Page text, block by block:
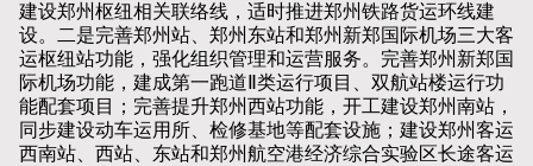
建设郑州枢纽相关联络线，适时推进郑州铁路货运环线建
设。二是完善郑州站、郑州东站和郑州新郑国际机场三大客
运枢纽站功能，强化组织管理和运营服务。完善郑州新郑国
际机场功能，建成第一跑道Ⅱ类运行项目、双航站楼运行功
能配套项目；完善提升郑州西站功能，开工建设郑州南站，
同步建设动车运用所、检修基地等配套设施；建设郑州客运
西南站、西站、东站和郑州航空港经济综合实验区长途客运